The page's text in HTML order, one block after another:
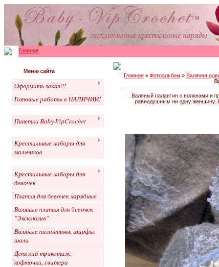
Главная
Меню сайта
Оформить заказ!!!
Готовые работы в НАЛИЧИИ!
Пинетки Baby-VipCrochet
Крестильные наборы для
мальчиков
Крестильные наборы для
девочек
Платья для девочек нарядные
Валяные платья для девочек
"Эксклюзив"
Валяные палантины, шарфы,
шали
Детский трикотаж,
кофточки, свитера
Главная» Фотоальбом » Валяная
Валяный палантин с воланами и
равнодушным ни одну женщину.